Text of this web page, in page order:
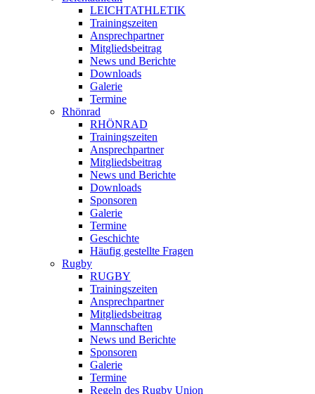
LEICHTATHLETIK
Trainingszeiten
Ansprechpartner
Mitgliedsbeitrag
News und Berichte
Downloads
Galerie
Termine
Rhönrad
RHÖNRAD
Trainingszeiten
Ansprechpartner
Mitgliedsbeitrag
News und Berichte
Downloads
Sponsoren
Galerie
Termine
Geschichte
Häufig gestellte Fragen
Rugby
RUGBY
Trainingszeiten
Ansprechpartner
Mitgliedsbeitrag
Mannschaften
News und Berichte
Sponsoren
Galerie
Termine
Regeln des Rugby Union